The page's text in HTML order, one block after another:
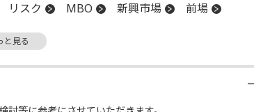
リスク MBO 新興市場
前場
年初来安値
と見る